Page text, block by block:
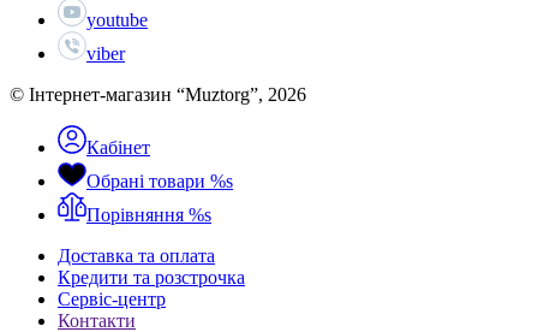
youtube
viber
© Інтернет-магазин “Muztorg”, 2026
Кабінет
Обрані товари %s
Порівняння %s
Доставка та оплата
Кредити та розстрочка
Сервіc-центр
Контакти